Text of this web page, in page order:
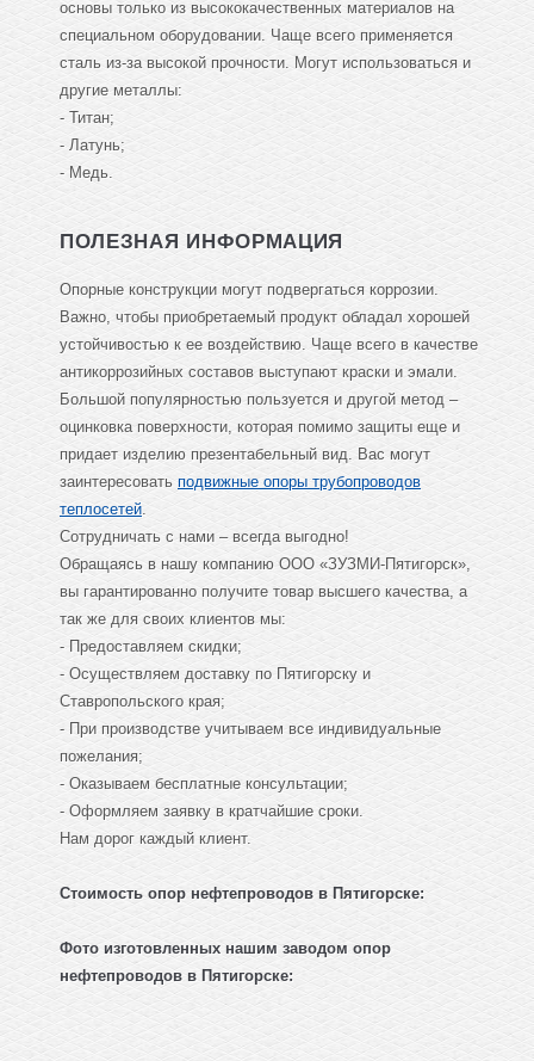
основы только из высококачественных материалов на
специальном оборудовании. Чаще всего применяется
сталь из-за высокой прочности. Могут использоваться и
другие металлы:
- Титан;
- Латунь;
- Медь.
ПОЛЕЗНАЯ ИНФОРМАЦИЯ
Опорные конструкции могут подвергаться коррозии.
Важно, чтобы приобретаемый продукт обладал хорошей
устойчивостью к ее воздействию. Чаще всего в качестве
антикоррозийных составов выступают краски и эмали.
Большой популярностью пользуется и другой метод –
оцинковка поверхности, которая помимо защиты еще и
придает изделию презентабельный вид. Вас могут
заинтересовать подвижные опоры трубопроводов
теплосетей.
Сотрудничать с нами – всегда выгодно!
Обращаясь в нашу компанию ООО «ЗУЗМИ-Пятигорск»,
вы гарантированно получите товар высшего качества, а
так же для своих клиентов мы:
- Предоставляем скидки;
- Осуществляем доставку по Пятигорску и
Ставропольского края;
- При производстве учитываем все индивидуальные
пожелания;
- Оказываем бесплатные консультации;
- Оформляем заявку в кратчайшие сроки.
Нам дорог каждый клиент.
Стоимость опор нефтепроводов в Пятигорске:
Фото изготовленных нашим заводом опор
нефтепроводов в Пятигорске: